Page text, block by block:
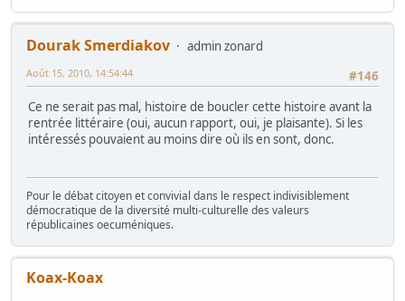
Dourak Smerdiakov
admin zonard
#146
Août 15, 2010, 14:54:44
Ce ne serait pas mal, histoire de boucler cette histoire avant la
rentrée littéraire (oui, aucun rapport, oui, je plaisante). Si les
intéressés pouvaient au moins dire où ils en sont, donc.
Pour le débat citoyen et convivial dans le respect indivisiblement
démocratique de la diversité multi-culturelle des valeurs
républicaines oecuméniques.
Koax-Koax